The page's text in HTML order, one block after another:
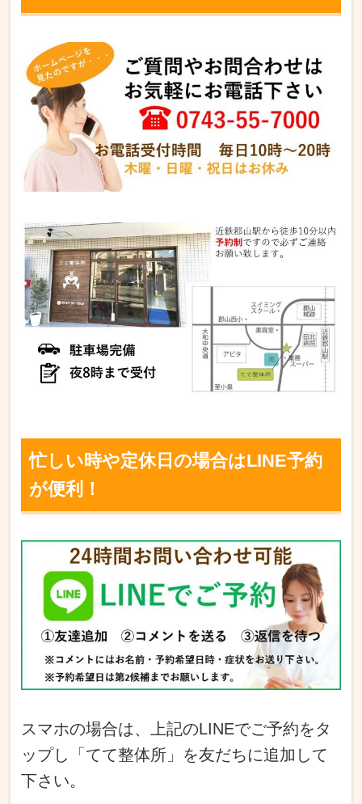
忙しい時や定休日の場合はLINE予約
が便利！
スマホの場合は、上記のLINEでご予約をタ
ップし
「てて整体所」を友だちに追加して
下さい。